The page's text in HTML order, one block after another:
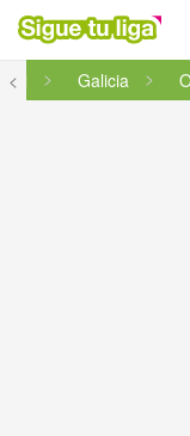
<
Galicia